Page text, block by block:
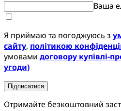
Ваша
Я приймаю та погоджуюсь з
сайту, політикою
умовами договору купівлі-
угоди)
Підписатися
Отримайте безкоштовний